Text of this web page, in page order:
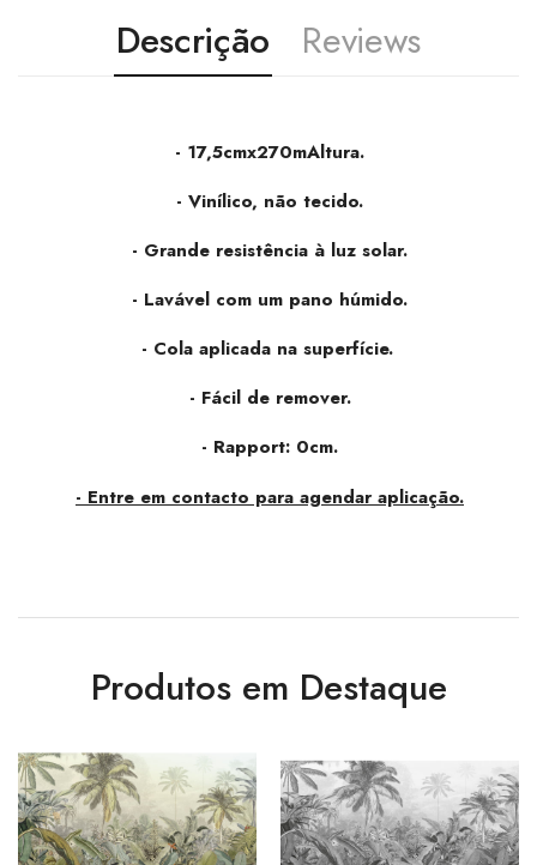
Descrição Reviews
- 17,5cmx270mAltura.
- Vinílico, não tecido.
- Grande resistência à luz solar.
- Lavável com um pano húmido.
- Cola aplicada na superfície.
- Fácil de remover.
- Rapport: 0cm.
- Entre em contacto para agendar aplicação.
Produtos em Destaque